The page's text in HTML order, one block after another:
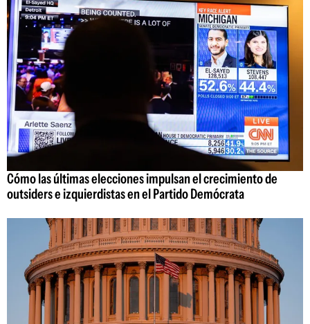
Cómo las últimas elecciones impulsan el crecimiento de
outsiders e izquierdistas en el Partido Demócrata